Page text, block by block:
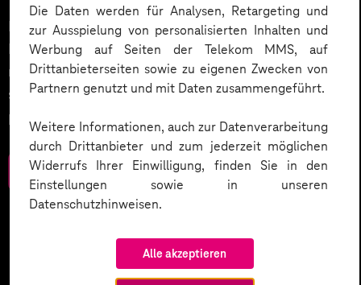
Die Daten werden für Analysen, Retargeting und
zur Ausspielung von personalisierten Inhalten und
Werbung auf Seiten der Telekom MMS, auf
Drittanbieterseiten sowie zu eigenen Zwecken von
Partnern genutzt und mit Daten zusammengeführt.
Weitere Informationen, auch zur Datenverarbeitung
durch Drittanbieter und zum jederzeit möglichen
Widerrufs Ihrer Einwilligung, finden Sie in den
Einstellungen sowie in unseren
Datenschutzhinweisen.
Alle akzeptieren
Datenschutz in KI-Projekten leicht gemacht:
Entdecken Sie 10 entscheidende Schritte, um
rechtliche Anforderungen zu erfüllen, Vertrauen zu
stärken und Innovation sicher zu gestalten – inklusive
praktischer Checkliste zum Download.
Zum Download